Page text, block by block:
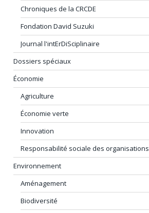
Chroniques de la CRCDE
Fondation David Suzuki
Journal l'intErDiSciplinaire
Dossiers spéciaux
Économie
Agriculture
Économie verte
Innovation
Responsabilité sociale des organisations
Environnement
Aménagement
Biodiversité